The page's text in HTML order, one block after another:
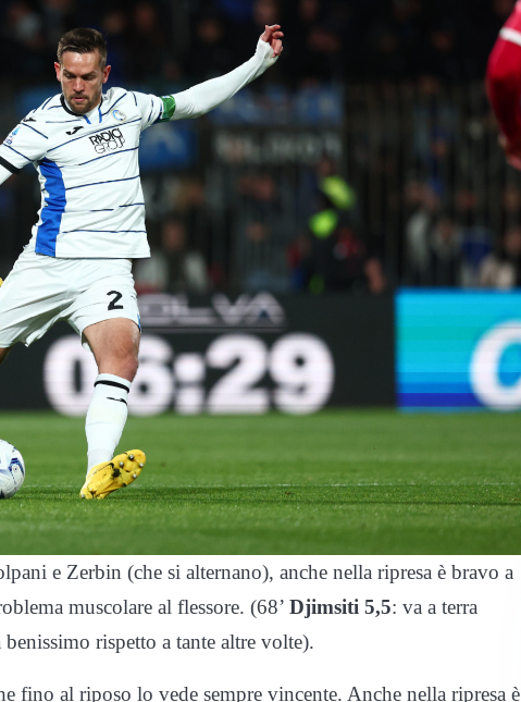
e Zerbin (che si alternano), anche nella ripresa è bravo a
muscolare al flessore. (68’ Djimsiti 5,5: va a terra
rispetto a tante altre volte).
fino al riposo lo vede sempre vincente. Anche nella ripresa è